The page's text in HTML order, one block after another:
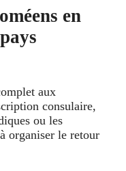
en
aux
consulaire,
ou les
organiser le retour